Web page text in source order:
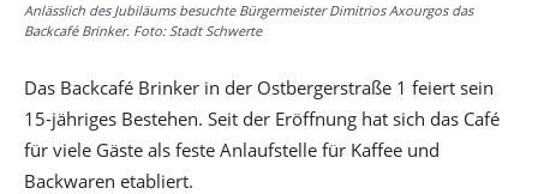
Anlässlich des Jubiläums besuchte Bürgermeister Dimitrios Axourgos das
Backcafé Brinker. Foto: Stadt Schwerte
Das Backcafé Brinker in der Ostbergerstraße 1 feiert sein
15-jähriges Bestehen. Seit der Eröffnung hat sich das Café
für viele Gäste als feste Anlaufstelle für Kaffee und
Backwaren etabliert.